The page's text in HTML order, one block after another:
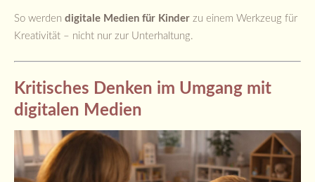
So werden digitale Medien für Kinder zu einem Werkzeug für
Kreativität – nicht nur zur Unterhaltung.
Kritisches Denken im Umgang mit
digitalen Medien